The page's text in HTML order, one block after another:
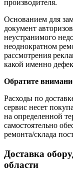
производителя.
Основанием для
документ
неустранимого
неоднократном
рассмотрения
какой именно
Обратите
Расходы по
сервис несет
на определенной
самостоятельно
ремонта/склада
Доставка
области